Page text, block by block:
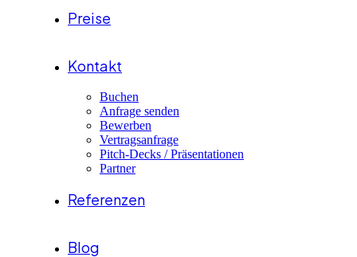
Preise
Kontakt
Buchen
Anfrage senden
Bewerben
Vertragsanfrage
Pitch-Decks / Präsentationen
Partner
Referenzen
Blog